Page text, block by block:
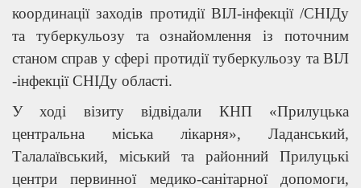
координації заходів протидії ВІЛ-інфекції /СНІДу
та туберкульозу та ознайомлення із поточним
станом справ у сфері протидії туберкульозу та ВІЛ
-інфекції СНІДу області.
У ході візиту відвідали КНП «Прилуцька
центральна міська лікарня», Ладанський,
Талалаївський, міський та районний Прилуцькі
центри первинної медико-санітарної допомоги,